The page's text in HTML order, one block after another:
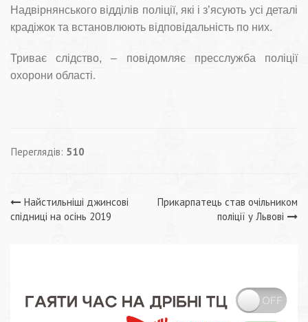
Надвірнянського відділів поліції, які і з’ясують усі деталі
крадіжок та встановлюють відповідальність по них.
Триває слідство, – повідомляє пресслужба поліції
охорони області.
Переглядів: 510
Навігація
Найстильніші джинсові
спідниці на осінь 2019
Прикарпатець став очільником
поліції у Львові